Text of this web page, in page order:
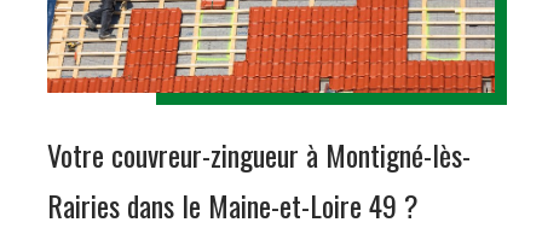
Votre couvreur-zingueur à Montigné-lès-
Rairies dans le Maine-et-Loire 49 ?